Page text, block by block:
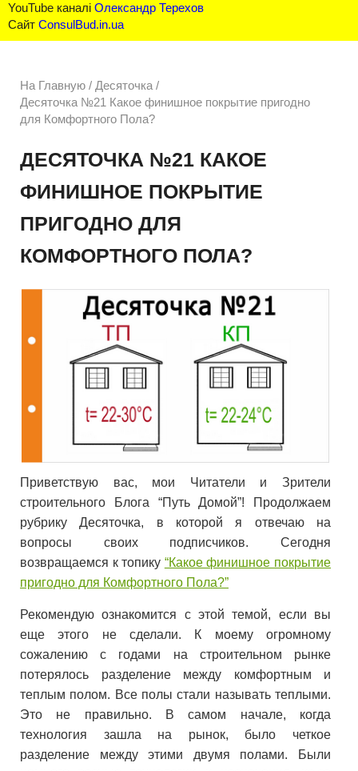
YouTube каналі Олександр Терехов
Сайт ConsulBud.in.ua
На Главную / Десяточка /
Десяточка №21 Какое финишное покрытие пригодно
для Комфортного Пола?
ДЕСЯТОЧКА №21 КАКОЕ
ФИНИШНОЕ ПОКРЫТИЕ
ПРИГОДНО ДЛЯ
КОМФОРТНОГО ПОЛА?
Приветствую вас, мои Читатели и Зрители
строительного Блога “Путь Домой”! Продолжаем
рубрику Десяточка, в которой я отвечаю на
вопросы своих подписчиков. Сегодня
возвращаемся к топику “Какое финишное покрытие
пригодно для Комфортного Пола?”
Рекомендую ознакомится с этой темой, если вы
еще этого не сделали. К моему огромному
сожалению с годами на строительном рынке
потерялось разделение между комфортным и
теплым полом. Все полы стали называть теплыми.
Это не правильно. В самом начале, когда
технология зашла на рынок, было четкое
разделение между этими двумя полами. Были